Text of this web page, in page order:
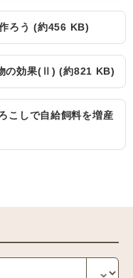
ろう (約456 KB)
の効果(Ⅱ) (約821 KB)
こしで自給飼料を増産